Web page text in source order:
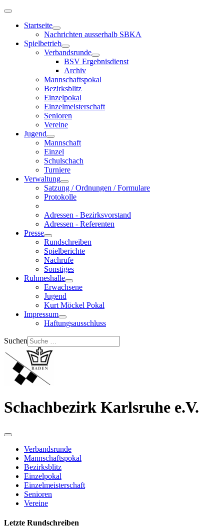
Startseite
Nachrichten ausserhalb SBKA
Spielbetrieb
Verbandsrunde
BSV Ergebnisdienst
Archiv
Mannschaftspokal
Bezirksblitz
Einzelpokal
Einzelmeisterschaft
Senioren
Vereine
Jugend
Mannschaft
Einzel
Schulschach
Turniere
Verwaltung
Satzung / Ordnungen / Formulare
Protokolle
Adressen - Bezirksvorstand
Adressen - Referenten
Presse
Rundschreiben
Spielberichte
Nachrufe
Sonstiges
Ruhmeshalle
Erwachsene
Jugend
Kurt Möckel Pokal
Impressum
Haftungsausschluss
Suchen
Schachbezirk Karlsruhe e.V.
Verbandsrunde
Mannschaftspokal
Bezirksblitz
Einzelpokal
Einzelmeisterschaft
Senioren
Vereine
Letzte Rundschreiben